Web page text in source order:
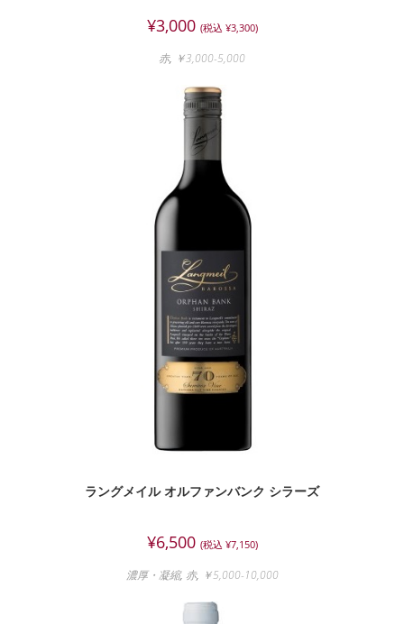
¥3,000 (税込 ¥3,300)
赤, ￥3,000-5,000
ラングメイル オルファンバンク シラーズ
¥6,500 (税込 ¥7,150)
濃厚・凝縮, 赤, ￥5,000-10,000